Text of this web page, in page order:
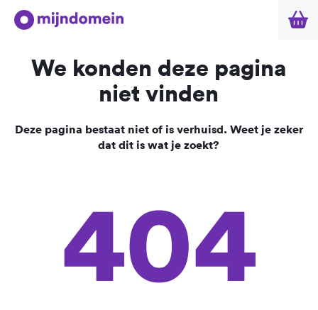
We konden deze pagina
niet vinden
Deze pagina bestaat niet of is verhuisd. Weet je zeker
dat dit is wat je zoekt?
404